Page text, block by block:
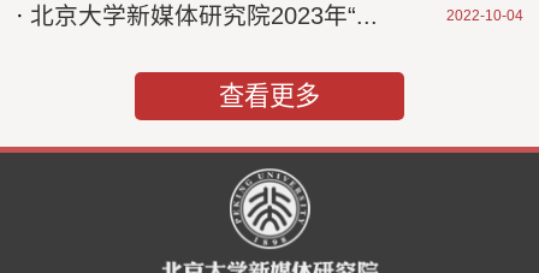
· 北京大学新媒体研究院2023年“... 2022-10-04
查看更多